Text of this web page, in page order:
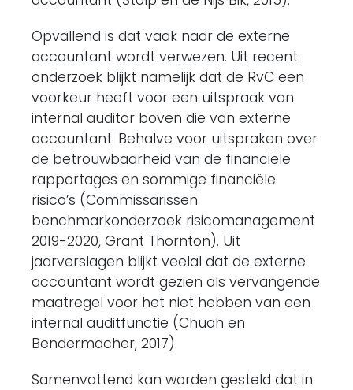
Opvallend is dat vaak naar de externe
accountant wordt verwezen. Uit recent
onderzoek blijkt namelijk dat de RvC een
voorkeur heeft voor een uitspraak van
internal auditor boven die van externe
accountant. Behalve voor uitspraken over
de betrouwbaarheid van de financiële
rapportages en sommige financiële
risico’s (Commissarissen
benchmarkonderzoek risicomanagement
2019-2020, Grant Thornton). Uit
jaarverslagen blijkt veelal dat de externe
accountant wordt gezien als vervangende
maatregel voor het niet hebben van een
internal auditfunctie (Chuah en
Bendermacher, 2017).
Samenvattend kan worden gesteld dat in